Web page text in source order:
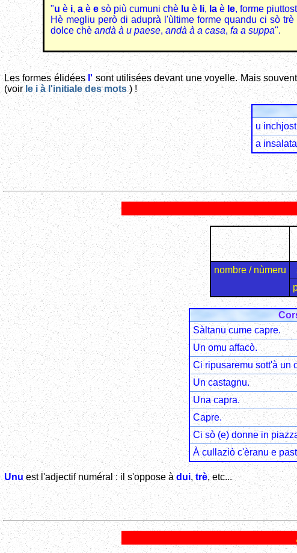
"u è i, a è e sò più cumuni chè lu è li, la è le, forme
Hè megliu però di aduprà l'ùltime forme quandu ci sò
dolce chè andà à u paese, andà à a casa, fa a suppa".
Les formes élidées l' sont utilisées devant une voyelle. Mais
(voir le i à l'initiale des mots) !
u
a
nombre / nùmeru
Sàltanu cume capre.
Un omu affacò.
Ci ripusaremu sott'à un
Un castagnu.
Una capra.
Capre.
Ci sò (e) donne in
À cullaziò c'èranu e
Unu est l'adjectif numéral : il s'oppose àdui, trè, etc...